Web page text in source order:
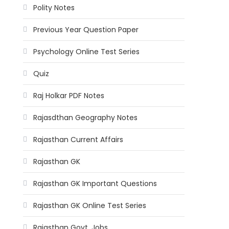
Polity Notes
Previous Year Question Paper
Psychology Online Test Series
Quiz
Raj Holkar PDF Notes
Rajasdthan Geography Notes
Rajasthan Current Affairs
Rajasthan GK
Rajasthan GK Important Questions
Rajasthan GK Online Test Series